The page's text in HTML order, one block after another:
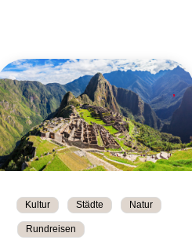
Kultur Städte Natur
Rundreisen